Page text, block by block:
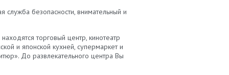
безопасности, внимательный и
торговый центр, кинотеатр
и японской кухней, супермаркет и
До развлекательного центра Вы